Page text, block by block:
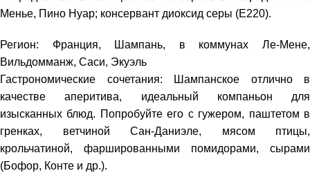
Менье, Пино Нуар; консервант диоксид серы (Е220).
Регион: Франция, Шампань, в коммунах Ле-Мене,
Вильдомманж, Саси, Экуэль
Гастрономические сочетания: Шампанское отлично в
качестве аперитива, идеальный компаньон для
изысканных блюд. Попробуйте его с гужером, паштетом в
гренках, ветчиной Сан-Даниэле, мясом птицы,
крольчатиной, фаршированными помидорами, сырами
(Бофор, Конте и др.).